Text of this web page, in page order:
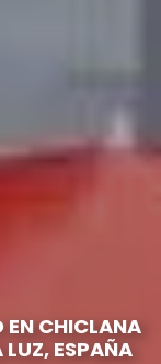
CHICLANA
LUZ, ESPAÑA